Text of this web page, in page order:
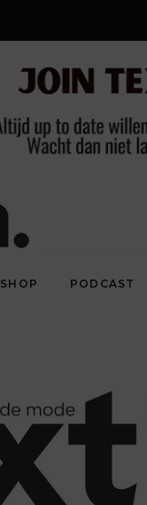
SHOP PODCAST